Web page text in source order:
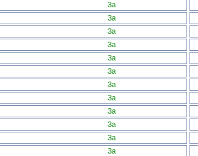
За
За
За
За
За
За
За
За
За
За
За
За